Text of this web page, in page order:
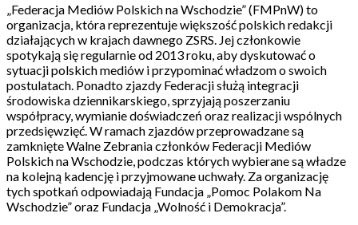
„Federacja Mediów Polskich na Wschodzie” (FMPnW) to
organizacja, która reprezentuje większość polskich redakcji
działających w krajach dawnego ZSRS. Jej członkowie
spotykają się regularnie od 2013 roku, aby dyskutować o
sytuacji polskich mediów i przypominać władzom o swoich
postulatach. Ponadto zjazdy Federacji służą integracji
środowiska dziennikarskiego, sprzyjają poszerzaniu
współpracy, wymianie doświadczeń oraz realizacji wspólnych
przedsięwzięć. W ramach zjazdów przeprowadzane są
zamknięte Walne Zebrania członków Federacji Mediów
Polskich na Wschodzie, podczas których wybierane są władze
na kolejną kadencję i przyjmowane uchwały. Za organizację
tych spotkań odpowiadają Fundacja „Pomoc Polakom Na
Wschodzie” oraz Fundacja „Wolność i Demokracja”.